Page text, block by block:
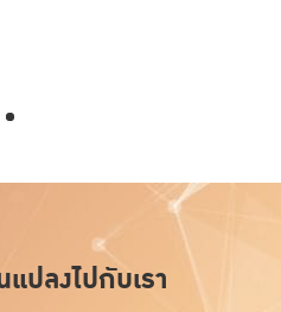
ปลงไปกับเรา